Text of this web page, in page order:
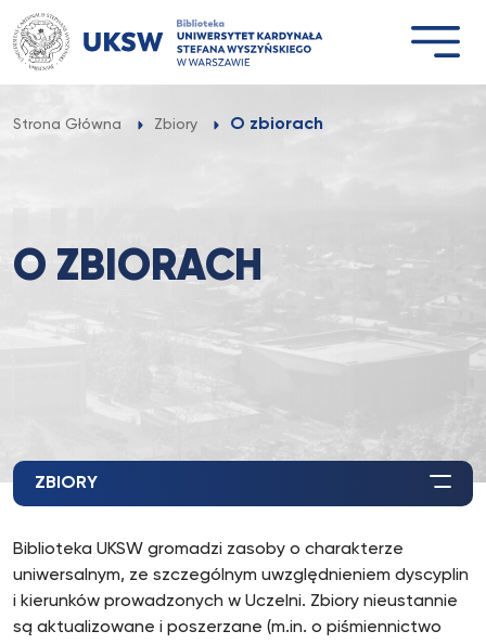
Przejdź
do
treści
Strona Główna Zbiory O zbiorach
O ZBIORACH
ZBIORY
Biblioteka UKSW gromadzi zasoby o charakterze
uniwersalnym, ze szczególnym uwzględnieniem dyscyplin
i kierunków prowadzonych w Uczelni. Zbiory nieustannie
są aktualizowane i poszerzane (m.in. o piśmiennictwo